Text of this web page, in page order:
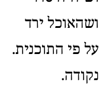
ושהאוכל ירד
על פי התוכנית.
נקודה.